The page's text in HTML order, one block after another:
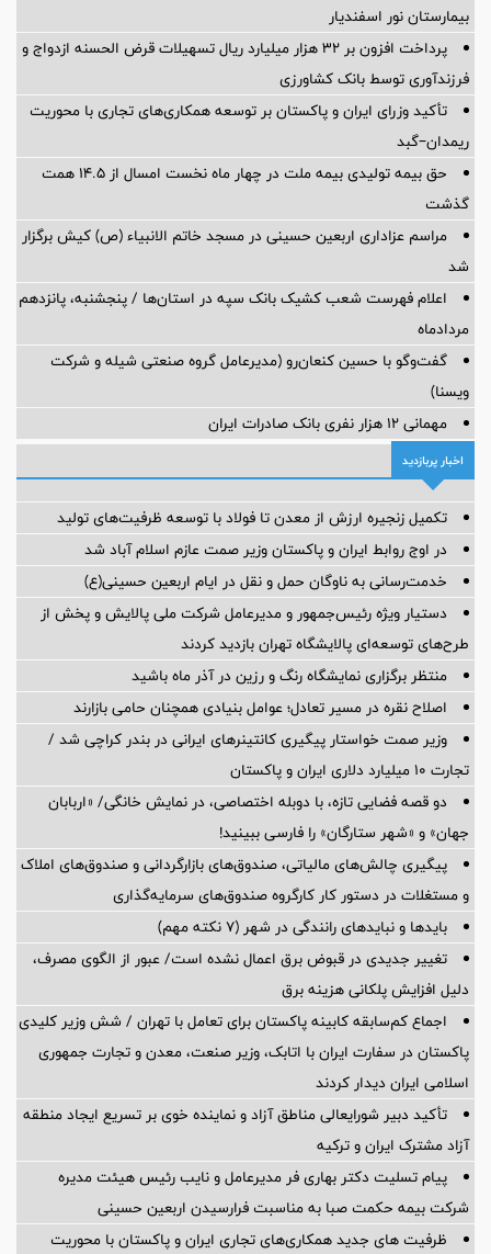
بیمارستان نور اسفندیار
پرداخت افزون بر 32 هزار میلیارد ریال تسهیلات قرض الحسنه ازدواج و
فرزندآوری توسط بانک کشاورزی
تأکید وزرای ایران و پاکستان بر توسعه همکاری‌های تجاری با محوریت
ریمدان–گبد
حق بیمه تولیدی بیمه ملت در چهار ماه نخست امسال از 14.5 همت
گذشت
مراسم عزاداری اربعین حسینی در مسجد خاتم ‌الانبیاء (ص) کیش برگزار
شد
اعلام فهرست شعب کشیک بانک سپه در استان‌ها / پنجشنبه، پانزدهم
مردادماه
گفت‌وگو با حسین كنعان‌رو (مدیرعامل گروه صنعتی شیله و شركت
ویسنا)
مهمانی ۱۲ هزار نفری بانک صادرات ایران
اخبار پربازدید
تکمیل زنجیره ارزش از معدن تا فولاد با توسعه ظرفیت‌های تولید
در اوج روابط ایران و پاکستان وزیر صمت عازم اسلام آباد شد
خدمت‌رسانی به ناوگان حمل و نقل در ایام اربعین حسینی(ع)
دستیار ویژه رئیس‌جمهور و مدیرعامل شرکت ملی پالایش و پخش از
طرح‌های توسعه‌ای پالایشگاه تهران بازدید کردند
منتظر برگزاری نمایشگاه رنگ و رزین در آذر ماه باشید
اصلاح نقره در مسیر تعادل؛ عوامل بنیادی همچنان حامی بازارند
وزیر صمت خواستار پیگیری کانتینرهای ایرانی در بندر کراچی شد /
تجارت ۱۰ میلیارد دلاری ایران و پاکستان
دو قصه فضایی تازه، با دوبله اختصاصی، در نمایش خانگی/ «اربابان
جهان» و «شهر ستارگان» را فارسی ببینید!
پیگیری چالش‌های مالیاتی، صندوق‌های بازارگردانی و صندوق‌های املاک
و مستغلات در دستور کار کارگروه صندوق‌های سرمایه‌گذاری
بایدها و نبایدهای رانندگی در شهر (۷ نکته مهم)
تغییر جدیدی در قبوض برق اعمال نشده است/ عبور از الگوی مصرف،
دلیل افزایش پلکانی هزینه برق
اجماع کم‌سابقه کابینه پاکستان برای تعامل با تهران / شش وزیر کلیدی
پاکستان در سفارت ایران با اتابک، وزیر صنعت، معدن و تجارت جمهوری
اسلامی ایران دیدار کردند
تأکید دبیر شورایعالی مناطق آزاد و نماینده خوی بر تسریع ایجاد منطقه
آزاد مشترک ایران و ترکیه
پیام تسلیت دکتر بهاری فر مدیرعامل و نایب رئیس هیئت مدیره
شرکت بیمه حکمت صبا به مناسبت فرارسیدن اربعین حسینی
ظرفیت های جدید همکاری‌های تجاری ایران و پاکستان با محوریت